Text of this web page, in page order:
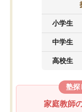
小学生
中学生
高校生
塾探
家庭教師